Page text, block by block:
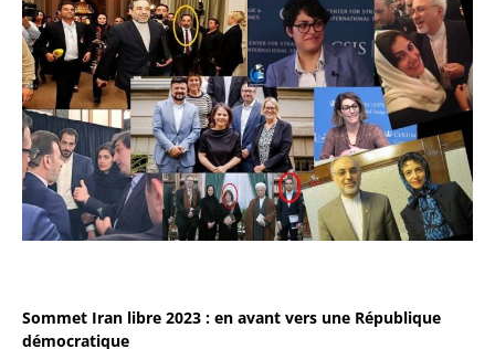
Sommet Iran libre 2023 : en avant vers une République
démocratique